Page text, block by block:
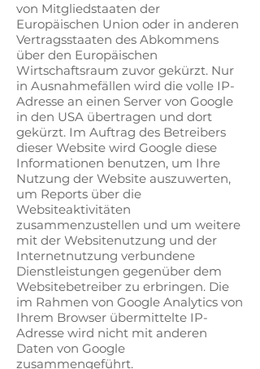
von Mitgliedstaaten der
Europäischen Union oder in anderen
Vertragsstaaten des Abkommens
über den Europäischen
Wirtschaftsraum zuvor gekürzt. Nur
in Ausnahmefällen wird die volle IP-
Adresse an einen Server von Google
in den USA übertragen und dort
gekürzt. Im Auftrag des Betreibers
dieser Website wird Google diese
Informationen benutzen, um Ihre
Nutzung der Website auszuwerten,
um Reports über die
Websiteaktivitäten
zusammenzustellen und um weitere
mit der Websitenutzung und der
Internetnutzung verbundene
Dienstleistungen gegenüber dem
Websitebetreiber zu erbringen. Die
im Rahmen von Google Analytics von
Ihrem Browser übermittelte IP-
Adresse wird nicht mit anderen
Daten von Google
zusammengeführt.